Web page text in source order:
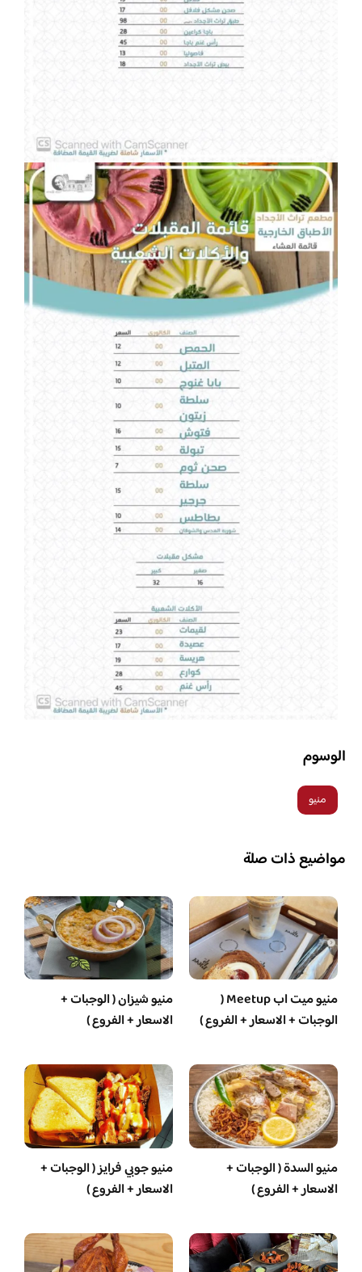
الوسوم
منيو
مواضيع ذات صلة
منيو ميت اب Meetup (
الوجبات + الاسعار + الفروع )
منيو شيزان ( الوجبات +
الاسعار + الفروع )
منيو السدة ( الوجبات +
الاسعار + الفروع )
منيو جوبي فرايز ( الوجبات +
الاسعار + الفروع )